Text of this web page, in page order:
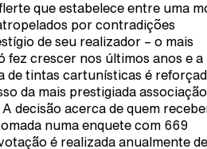
que estabelece entre uma
por contradições
de seu realizador – o mais
fez crescer nos últimos anos e a
de tintas cartunísticas é
da mais prestigiada
decisão acerca de quem
numa enquete com 669
é realizada anualmente